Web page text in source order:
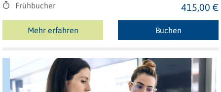
Frühbucher
415,00 €
Mehr erfahren Buchen